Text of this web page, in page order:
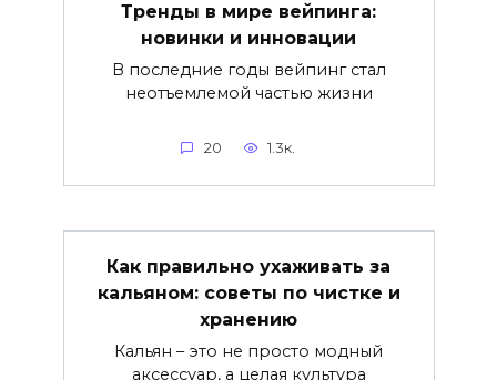
Тренды в мире вейпинга:
новинки и инновации
В последние годы вейпинг стал
неотъемлемой частью жизни
20 1.3к.
Как правильно ухаживать за
кальяном: советы по чистке и
хранению
Кальян – это не просто модный
аксессуар, а целая культура